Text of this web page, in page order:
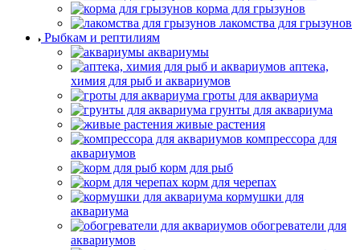
корма для грызунов
лакомства для грызунов
Рыбкам и рептилиям
аквариумы
аптека,
химия для рыб и аквариумов
гроты для аквариума
грунты для аквариума
живые растения
компрессора для
аквариумов
корм для рыб
корм для черепах
кормушки для
аквариума
обогреватели для
аквариумов